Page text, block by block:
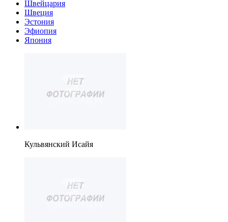
Швейцария
Швеция
Эстония
Эфиопия
Япония
Кульвянский Исайя